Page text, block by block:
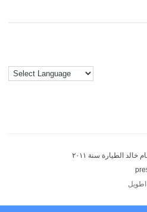
الطيارة سنة ٢٠١١
اطويل